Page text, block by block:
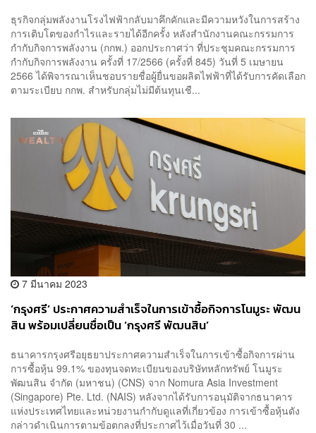
ธุรกิจกลุ่มพลังงานโรงไฟฟ้ากลับมาคึกคักและมีความหวังในการสร้าง
การเติบโตของกำไรและรายได้อีกครั้ง หลังสำนักงานคณะกรรมการ
กำกับกิจการพลังงาน (กกพ.) ออกประกาศว่า ที่ประชุมคณะกรรมการ
กำกับกิจการพลังงาน ครั้งที่ 17/2566 (ครั้งที่ 845) วันที่ 5 เมษายน
2566 ได้พิจารณาเห็นชอบรายชื่อผู้ยื่นขอผลิตไฟฟ้าที่ได้รับการคัดเลือก
ตามระเบียบ กกพ. สำหรับกลุ่มไม่มีต้นทุนเชื...
7 มีนาคม 2023
‘กรุงศรี’ ประกาศความสำเร็จในการเข้าซื้อกิจการโนมูระ พัฒน
สิน พร้อมเปลี่ยนชื่อเป็น ‘กรุงศรี พัฒนสิน’
ธนาคารกรุงศรีอยุธยาประกาศความสำเร็จในการเข้าซื้อกิจการผ่าน
การซื้อหุ้น 99.1% ของทุนจดทะเบียนของบริษัทหลักทรัพย์ โนมูระ
พัฒนสิน จำกัด (มหาชน) (CNS) จาก Nomura Asia Investment
(Singapore) Pte. Ltd. (NAIS) หลังจากได้รับการอนุมัติจากธนาคาร
แห่งประเทศไทยและหน่วยงานกำกับดูแลที่เกี่ยวข้อง การเข้าซื้อหุ้นดัง
กล่าวดำเนินการตามข้อตกลงที่ประกาศไว้เมื่อวันที่ 30 ...